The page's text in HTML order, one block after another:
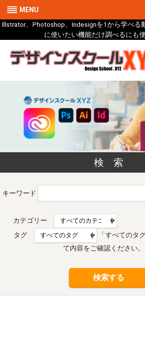
MENU
Illstrator、Photoshop、Indesignを1から学べる
に使いたい機能だけ調べるにも
検 索
キーワード
カテゴリー
タグ
「すべてのタ
て内容をご確認ください。
検索する